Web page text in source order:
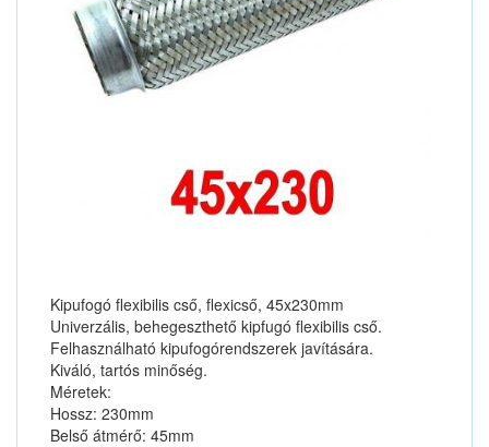
Kipufogó flexibilis cső, flexicső, 45x230mm
Univerzális, behegeszthető kipfugó flexibilis cső.
Felhasználható kipufogórendszerek javítására.
Kiváló, tartós minőség.
Méretek:
Hossz: 230mm
Belső átmérő: 45mm